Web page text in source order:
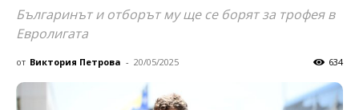
Българинът и отборът му ще се борят за трофея в
Евролигата
от Виктория Петрова - 20/05/2025 634